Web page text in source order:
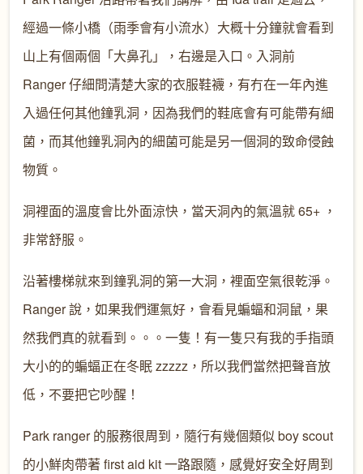
經過一條小橋（雨季會有小流水）大概十分鐘就會看到
山上有個兩個「大鼻孔」，右邊是入口。入洞前
Ranger 仔細問清楚大家的衣服鞋襪，有冇在一年內進
入過任何其他鐘乳洞，因為我們的鞋底會有可能帶有細
菌，而其他鐘乳洞內的細菌可能是另一個洞的致命侵蝕
物質。
洞裡面的溫度會比外面涼快，當天洞內的氣溫就 65+ ，
非常舒服。
沿著樓梯就來到鐘乳洞的第一大洞，裡面空氣很乾淨。
Ranger 說，如果我們運氣好，會看見蝙蝠和洞鼠，果
然我們真的就看到。。。一隻！有一隻只有我的手指頭
大小的的蝙蝠正在冬眠 zzzzz，所以我們當然把聲音放
低，不要把它吵醒！
Park ranger 的服務很周到，隨行有幾個類似 boy scout
的小鮮肉帶著 first aid kit 一路跟隨，感覺好安全好周到